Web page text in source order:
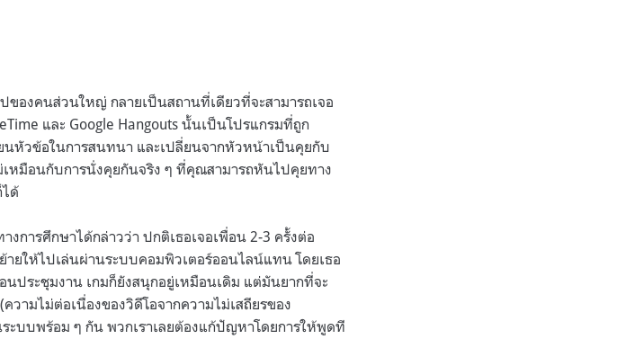
องคนส่วนใหญ่ กลายเป็นสถานที่เดียวที่จะสามารถเจอ
และ Google Hangouts นั้นเป็นโปรแกรมที่ถูก
หัวข้อในการสนทนา และเปลี่ยนจากหัวหน้าเป็นคุยกับ
หมือนกับการนั่งคุยกันจริง ๆ ที่คุณสามารถหันไปคุยทาง
ด้
การศึกษาได้กล่าวว่า ปกติเธอเจอเพื่อน 2-3 ครั้งต่อ
ยให้ไปเล่นผ่านระบบคอมพิวเตอร์ออนไลน์แทน โดยเธอ
ประชุมงาน เกมก็ยังสนุกอยู่เหมือนเดิม แต่มันยากที่จะ
ามไม่ต่อเนื่องของวิดีโอจากความไม่เสถียรของ
ะบบพร้อม ๆ กัน พวกเราเลยต้องแก้ปัญหาโดยการให้พูดที